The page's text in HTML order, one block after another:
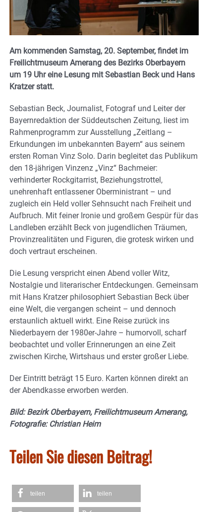
Am kommenden Samstag, 20. September, findet im
Freilichtmuseum Amerang des Bezirks Oberbayern
um 19 Uhr eine Lesung mit Sebastian Beck und Hans
Kratzer statt.
Sebastian Beck, Journalist, Fotograf und Leiter der
Bayernredaktion der Süddeutschen Zeitung, liest im
Rahmenprogramm zur Ausstellung „Zeitlang –
Erkundungen im unbekannten Bayern“ aus seinem
ersten Roman Vinz Solo. Darin begleitet das Publikum
den 18-jährigen Vinzenz „Vinz“ Bachmeier:
verhinderter Rockgitarrist, Beziehungstrottel,
unehrenhaft entlassener Oberministrant – und
zugleich ein Held voller Sehnsucht nach Freiheit und
Aufbruch. Mit feiner Ironie und großem Gespür für das
Landleben erzählt Beck von jugendlichen Träumen,
Provinzrealitäten und Figuren, die grotesk wirken und
doch vertraut erscheinen.
Die Lesung verspricht einen Abend voller Witz,
Nostalgie und literarischer Entdeckungen. Gemeinsam
mit Hans Kratzer philosophiert Sebastian Beck über
eine Welt, die vergangen scheint – und dennoch
erstaunlich aktuell wirkt. Eine Reise zurück ins
Niederbayern der 1980er-Jahre – humorvoll, scharf
beobachtet und voller Erinnerungen an eine Zeit
zwischen Kirche, Wirtshaus und erster großer Liebe.
Der Eintritt beträgt 15 Euro. Karten können direkt an
der Abendkasse erworben werden.
Bild: Bezirk Oberbayern, Freilichtmuseum Amerang,
Fotografie: Christian Heim
Teilen Sie diesen Beitrag!
teilen teilen